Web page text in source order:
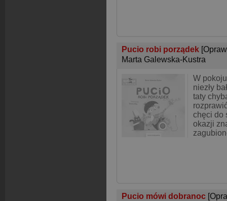
Pucio robi porządek
Marta Galewska-Kustra
W
niezły
taty
chęci do
okazji
Pucio mówi dobranoc